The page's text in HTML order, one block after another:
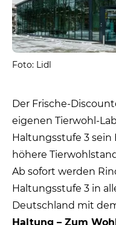
Foto: Lidl
Der Frische-
eigenen Tierwohl-
Haltungsstufe 3
höhere
Ab sofort werden
Haltungsstufe 3 in
Deutschland mit
Haltung – Zum